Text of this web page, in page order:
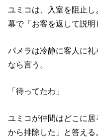
ユミコは、入室を阻止
幕で「お客を返して説明
パメラは冷静に客人に
なら言う。
「待ってたわ」
ユミコが仲間はどこに
から排除した」と答える